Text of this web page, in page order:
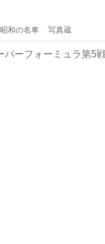
昭和の名車 写真蔵